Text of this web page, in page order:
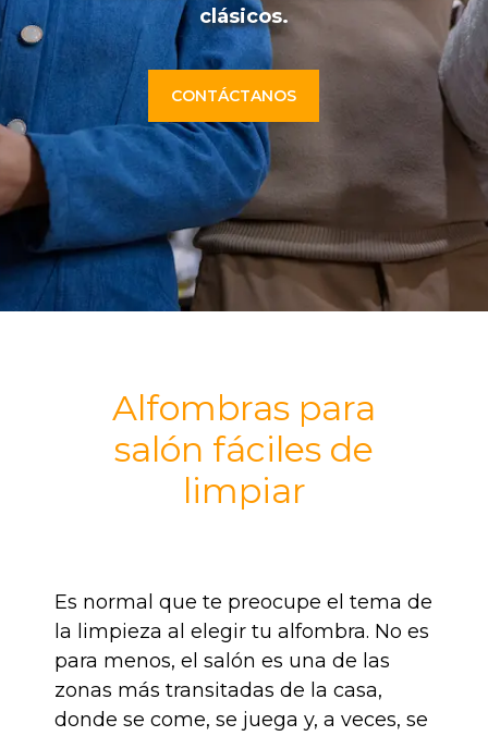
clásicos.
CONTÁCTANOS
Alfombras para
salón fáciles de
limpiar
Es normal que te preocupe el tema de
la limpieza al elegir tu alfombra. No es
para menos, el salón es una de las
zonas más transitadas de la casa,
donde se come, se juega y, a veces, se